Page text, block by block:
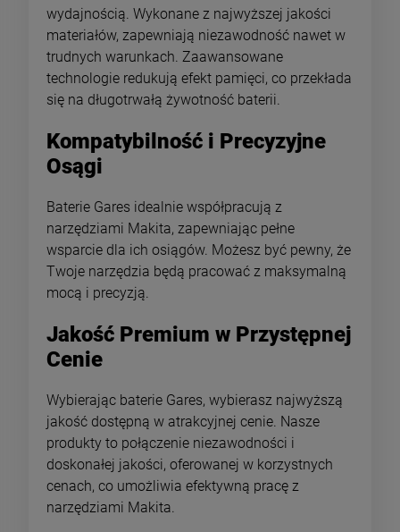
wydajnością. Wykonane z najwyższej jakości
materiałów, zapewniają niezawodność nawet w
trudnych warunkach. Zaawansowane
technologie redukują efekt pamięci, co przekłada
się na długotrwałą żywotność baterii.
Kompatybilność i Precyzyjne
Osągi
Baterie Gares idealnie współpracują z
narzędziami Makita, zapewniając pełne
wsparcie dla ich osiągów. Możesz być pewny, że
Twoje narzędzia będą pracować z maksymalną
mocą i precyzją.
Jakość Premium w Przystępnej
Cenie
Wybierając baterie Gares, wybierasz najwyższą
jakość dostępną w atrakcyjnej cenie. Nasze
produkty to połączenie niezawodności i
doskonałej jakości, oferowanej w korzystnych
cenach, co umożliwia efektywną pracę z
narzędziami Makita.